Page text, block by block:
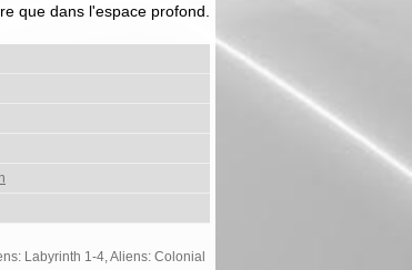
que dans l'espace profond.
Labyrinth 1-4, Aliens: Colonial